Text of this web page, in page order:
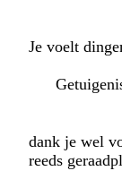
Je voelt
dank je wel
reeds